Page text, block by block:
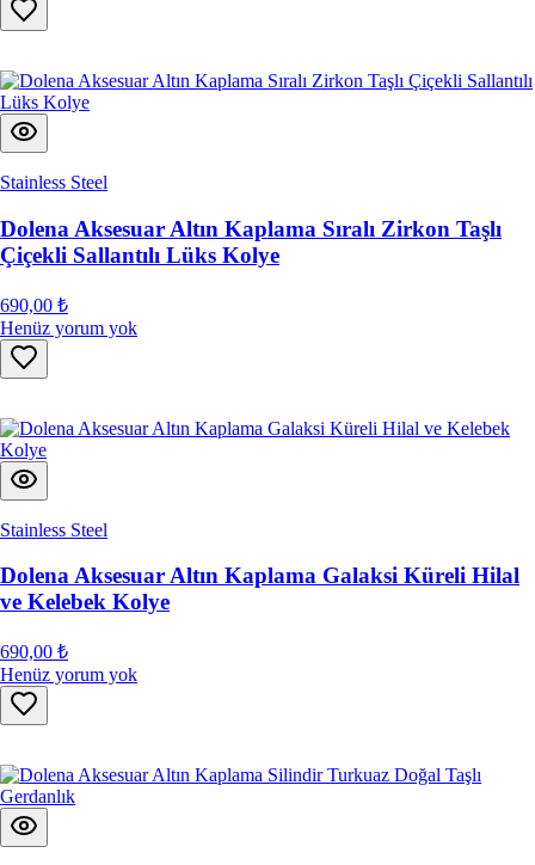
Stainless Steel
Dolena Aksesuar Altın Kaplama Sıralı Zirkon Taşlı
Çiçekli Sallantılı Lüks Kolye
690,00 ₺
Henüz yorum yok
Stainless Steel
Dolena Aksesuar Altın Kaplama Galaksi Küreli Hilal
ve Kelebek Kolye
690,00 ₺
Henüz yorum yok